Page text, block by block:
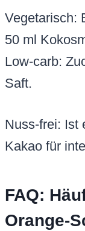
Vegetarisch:
50 ml
Low-carb:
Saft.
Nuss-frei: Ist
Kakao für
FAQ:
Orange-